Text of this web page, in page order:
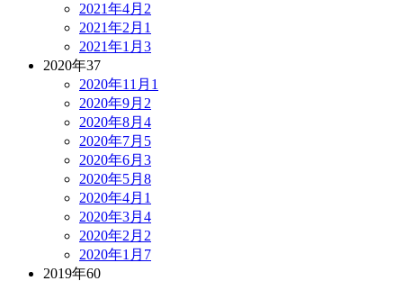
2021年4月 2
2021年2月 1
2021年1月 3
2020年37
2020年11月 1
2020年9月 2
2020年8月 4
2020年7月 5
2020年6月 3
2020年5月 8
2020年4月 1
2020年3月 4
2020年2月 2
2020年1月 7
2019年60